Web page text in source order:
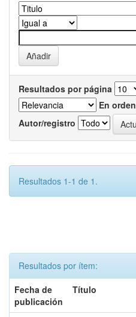
Resultados por página
En orden
Autor/registro
Resultados 1-1 de 1.
Resultados por ítem:
Fecha de
publicación
Título